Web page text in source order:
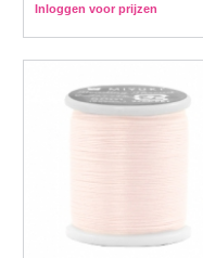
Inloggen voor prijzen